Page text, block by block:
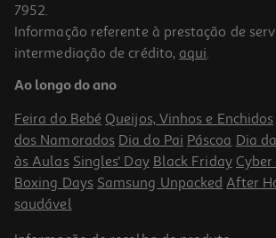
Café Sical Em Grão 5 Estrelas 1kg
16.99 €/Kg
16,99 €
Promoção
7952.
Informação referente à prestação de
intermediação de crédito, aqui.
Ao longo do ano
Feira do Bebé Queijos, Vinhos e Enchidos
dos Namorados Dia do Pai Páscoa Dia
às Aulas Singles' Day Black Friday
Boxing Days Samsung Unpacked After
saudável